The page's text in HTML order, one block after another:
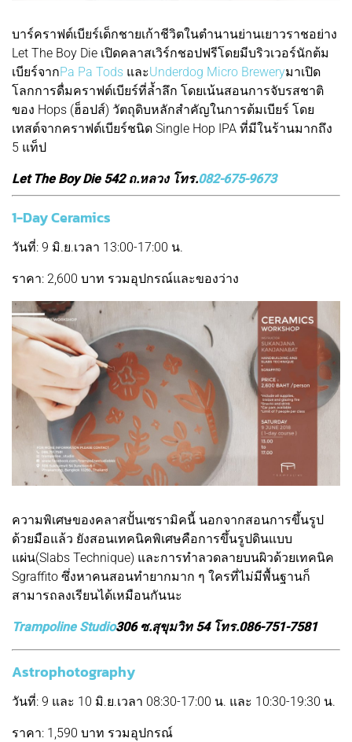
บาร์คราฟต์เบียร์เด็กชายเก้าชีวิตในตำนานย่านเยาวราชอย่าง
Let The Boy Die เปิดคลาสเวิร์กชอปฟรีโดยมีบริวเวอร์นักต้ม
เบียร์จากPa Pa Tods และUnderdog Micro Breweryมาเปิด
โลกการดื่มคราฟต์เบียร์ที่ล้ำลึก โดยเน้นสอนการจับรสชาติ
ของ Hops (ฮ็อปส์) วัตถุดิบหลักสำคัญในการต้มเบียร์ โดย
เทสต์จากคราฟต์เบียร์ชนิด Single Hop IPA ที่มีในร้านมากถึง
5 แท็ป
Let The Boy Die 542 ถ.หลวง โทร.082-675-9673
1-Day Ceramics
วันที่: 9 มิ.ย.เวลา 13:00-17:00 น.
ราคา: 2,600 บาท รวมอุปกรณ์และของว่าง
ความพิเศษของคลาสปั้นเซรามิคนี้ นอกจากสอนการขึ้นรูป
ด้วยมือแล้ว ยังสอนเทคนิคพิเศษคือการขึ้นรูปดินแบบ
แผ่น(Slabs Technique) และการทำลวดลายบนผิวด้วยเทคนิค
Sgraffito ซึ่งหาคนสอนทำยากมาก ๆ ใครที่ไม่มีพื้นฐานก็
สามารถลงเรียนได้เหมือนกันนะ
Trampoline Studio306 ซ.สุขุมวิท 54 โทร.086-751-7581
Astrophotography
วันที่: 9 และ 10 มิ.ย.เวลา 08:30-17:00 น. และ 10:30-19:30 น.
ราคา: 1,590 บาท รวมอุปกรณ์